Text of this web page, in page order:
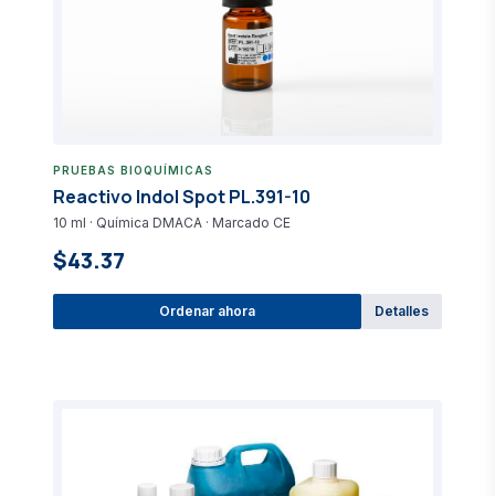
PRUEBAS BIOQUÍMICAS
Reactivo Indol Spot PL.391-10
10 ml · Química DMACA · Marcado CE
$43.37
Ordenar ahora Detalles